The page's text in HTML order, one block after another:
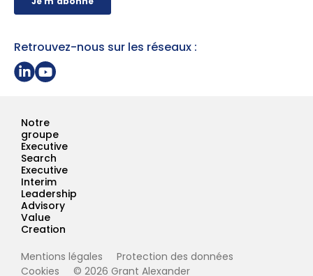
Retrouvez-nous sur les réseaux :
Partager sur Linkedin
Page Youtube Grant Alexander
Notre
groupe
Executive
Search
Executive
Interim
Leadership
Advisory
Value
Creation
Mentions légales
Protection des données
Cookies
© 2026 Grant Alexander